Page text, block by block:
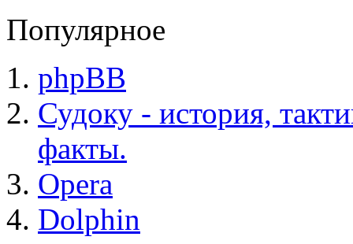
Популярное
phpBB
Судоку - история,
факты.
Opera
Dolphin